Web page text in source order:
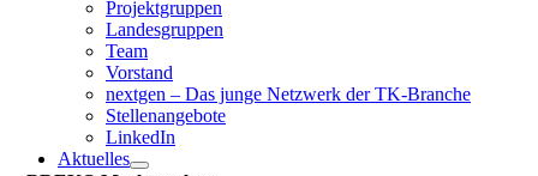
Projektgruppen
Landesgruppen
Team
Vorstand
nextgen – Das junge Netzwerk der TK-Branche
Stellenangebote
LinkedIn
Aktuelles